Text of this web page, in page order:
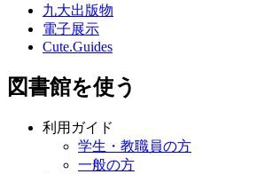
九大出版物
電子展示
Cute.Guides
図書館を使う
利用ガイド
学生・教職員の方
一般の方